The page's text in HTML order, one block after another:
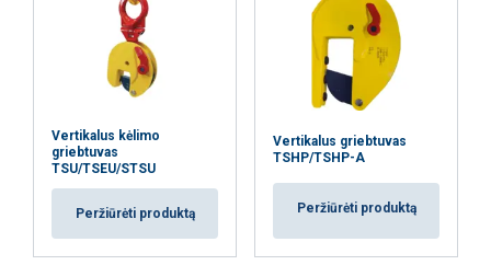
Vertikalus kėlimo
griebtuvas
TSU/TSEU/STSU
Peržiūrėti produktą
Vertikalus griebtuvas
TSHP/TSHP-A
Peržiūrėti produktą